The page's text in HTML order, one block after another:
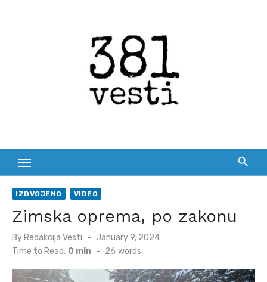
IZDVOJENO VIDEO
Zimska oprema, po zakonu
By Redakcija Vesti
Posted
January 9, 2024
Time to Read: 0 min - 26 words